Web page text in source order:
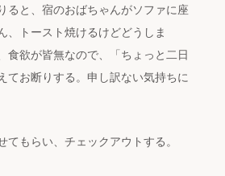
寄付について
ると、宿のおばちゃんがソファに座
、トースト焼けるけどどうしま
食欲が皆無なので、「ちょっと二日
てお断りする。申し訳ない気持ちに
てもらい、チェックアウトする。